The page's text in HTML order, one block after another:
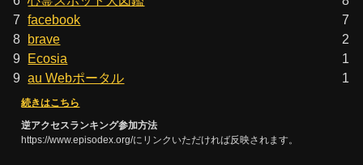
7 facebook
7
8 brave
2
9 Ecosia
1
9 au Webポータル 1
続きはこちら
逆アクセスランキング参加方法
https://www.episodex.org/にリンクいただければ反映されます。